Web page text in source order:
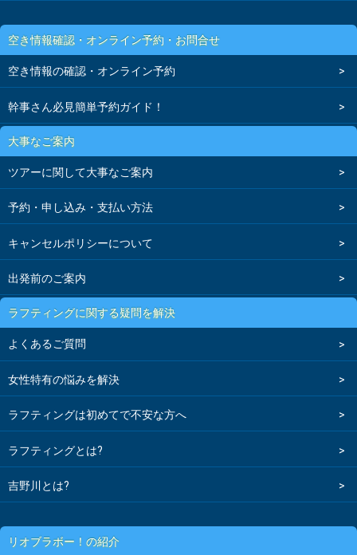
空き情報確認・オンライン予約・お問合せ
空き情報の確認・オンライン予約
幹事さん必見簡単予約ガイド！
大事なご案内
ツアーに関して大事なご案内
予約・申し込み・支払い方法
キャンセルポリシーについて
出発前のご案内
ラフティングに関する疑問を解決
よくあるご質問
女性特有の悩みを解決
ラフティングは初めてで不安な方へ
ラフティングとは?
吉野川とは?
リオブラボー！の紹介